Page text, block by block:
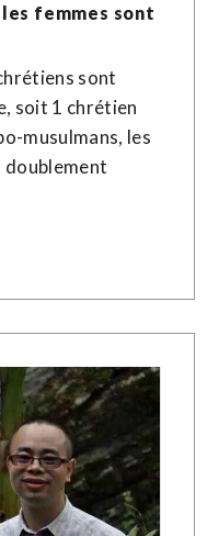
femmes sont
sont
soit 1 chrétien
musulmans, les
doublement